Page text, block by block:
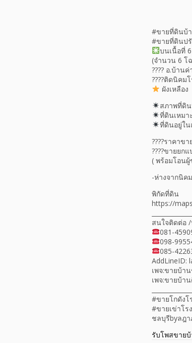
#ขายที่ดินบ้
#ขายที่ดินป
บนเนื้อที่​
(จำนวน​ 6​ โ
????​ อ.บ้าน
????ติดนิคม
ผังเหลือง
สภาพ​ที่ดิ
ที่ดินเหมา
ที่ดินอยู่ใน
????​ราคาข
????ขายยก
( พร้อมโอน
-ห่างจากนิค
พิกัดที่ดิน
https://
สนใจติดต่อ
081-
​098-
085-
AddLine​ID​:
เพจ:ขายบ้า
เพจ:ขายบ้า
#ขายโกดังโ
#ขายเข่าโ
ชลบุรีbyลฎ
รับโพสขาย